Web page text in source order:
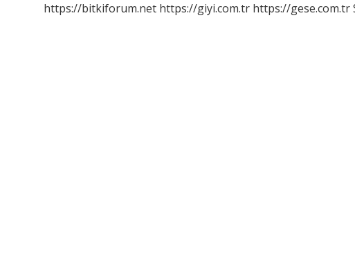
https://bitkiforum.net https://giyi.com.tr https://gese.com.tr